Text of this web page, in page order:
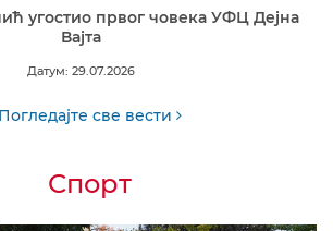
угостио првог човека УФЦ Дејна
Вајта
Датум: 29.07.2026
Погледајте све вести
Спорт